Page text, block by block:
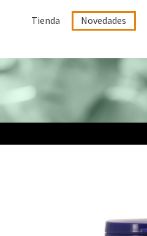
Tienda Novedades